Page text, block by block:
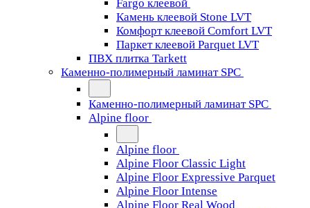
Fargo клеевой
Камень клеевой Stone LVT
Комфорт клеевой Comfort LVT
Паркет клеевой Parquet LVT
ПВХ плитка Tarkett
Каменно-полимерный ламинат SPC
Каменно-полимерный ламинат SPC
Alpine floor
Alpine floor
Alpine Floor Classic Light
Alpine Floor Expressive Parquet
Alpine Floor Intense
Alpine Floor Real Wood